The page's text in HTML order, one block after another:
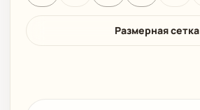
Размерная сетка